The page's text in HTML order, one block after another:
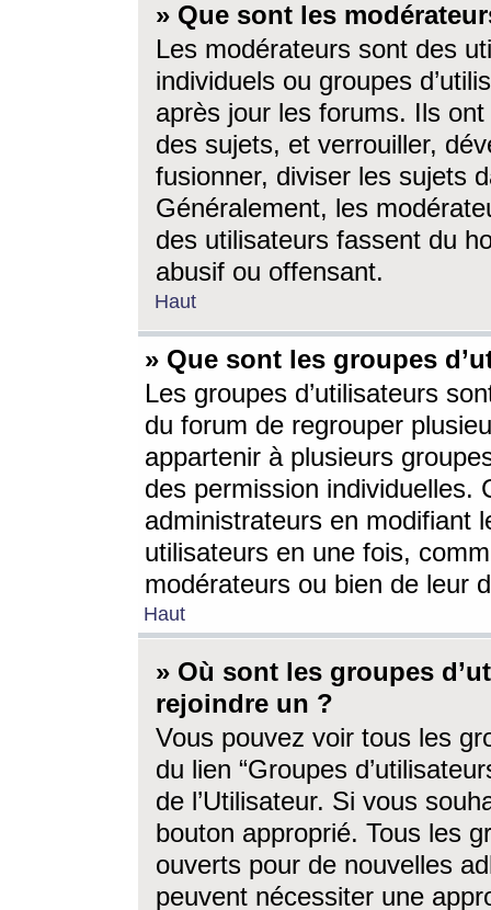
» Que sont les
Les modérateurs sont des
individuels ou groupes
après jour les forums. Ils ont
des sujets, et verrouiller,
fusionner, diviser les sujets
Généralement, les
des utilisateurs fassent du
abusif ou offensant.
Haut
» Que sont les groupes
Les groupes d’utilisateurs
du forum de regrouper
appartenir à plusieurs
des permission individuelles.
administrateurs en modifiant
utilisateurs en une fois,
modérateurs ou bien de leur
Haut
» Où sont les groupes
rejoindre un ?
Vous pouvez voir tous les
du lien “Groupes
de l’Utilisateur. Si vous
bouton approprié. Tous les
ouverts pour de nouvelles
peuvent nécessiter une